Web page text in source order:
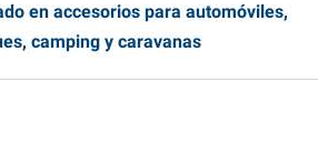
en accesorios para automóviles,
camping y caravanas